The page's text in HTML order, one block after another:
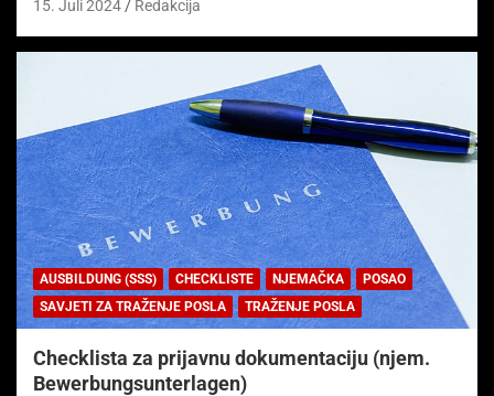
15. Juli 2024 Redakcija
AUSBILDUNG (SSS) CHECKLISTE NJEMAČKA
POSAO
SAVJETI ZA TRAŽENJE POSLA
TRAŽENJE POSLA
Checklista za prijavnu dokumentaciju (njem.
Bewerbungsunterlagen)